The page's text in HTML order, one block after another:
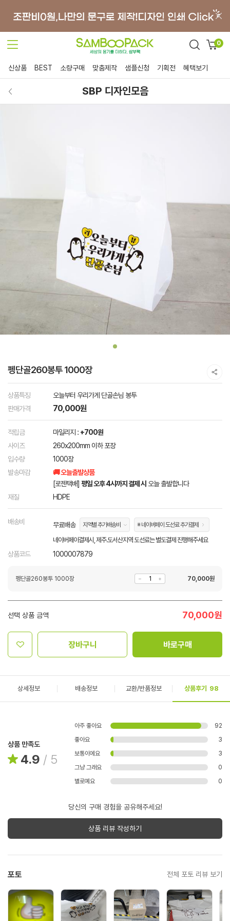
0
신상품 BEST 소량구매 맞춤제작 샘플신청 기획전 혜택보기
SBP 디자인모음
펭단골260봉투 1000장
상품특징
오늘부터 우리가게 단골손님 봉투
판매가격
70,000원
적립금 마일리지 : +700원
사이즈
260x200mm 이하 포장
입수량
1000장
발송마감
🚚 오늘출발상품
[로젠택배] 평일 오후 4시까지 결제 시 오늘 출발합니다
재질
HDPE
배송비 무료배송 지역별 추가배송비 ※ 네이버페이 도선료 추가결제
네이버페이결제시, 제주.도서산지역 도선료는 별도결제 진행해주세요
상품코드 1000007879
펭단골260봉투 1000장 70,000원
선택 상품 금액 70,000원
장바구니 바로구매
상세정보 배송정보 교환/반품정보 상품후기 98
상품 만족도
4.9 / 5
아주 좋아요
92
좋아요
3
보통이에요
3
그냥 그래요
0
별로예요
0
당신의 구매 경험을 공유해주세요!
상품 리뷰 작성하기
포토 전체 포토 리뷰 보기